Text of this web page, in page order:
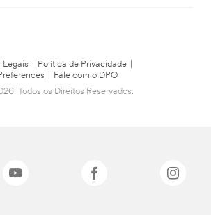
Legais Política de Privacidade
Fale com o DPO
Todos os Direitos Reservados.